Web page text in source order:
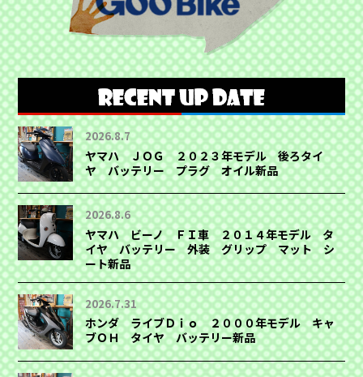
2026.8.7
ヤマハ ＪＯＧ ２０２３年モデル 後ろタイ
ヤ バッテリー プラグ オイル新品
2026.8.6
ヤマハ ビーノ ＦＩ車 ２０１４年モデル タ
イヤ バッテリー 外装 グリップ マット シ
ート新品
2026.7.31
ホンダ ライブＤｉｏ ２０００年モデル キャ
ブＯＨ タイヤ バッテリー新品